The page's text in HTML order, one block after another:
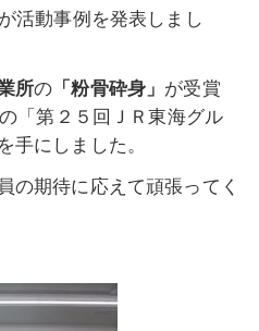
活動事例を発表しまし
所の 「粉骨砕身」 が受賞
「第２５回ＪＲ東海グル
手にしました。
の期待に応えて頑張ってく